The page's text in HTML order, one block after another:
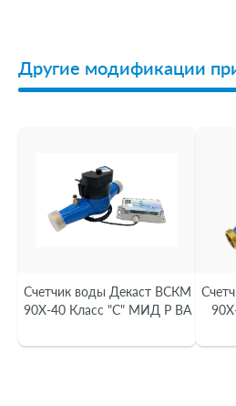
Другие модификации
Счетчик воды Декаст ВСКМ
90Х-40 Класс "С" МИД Р ВА